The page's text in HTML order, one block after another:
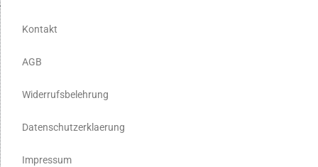
Kontakt
AGB
Widerrufsbelehrung
Datenschutzerklaerung
Impressum